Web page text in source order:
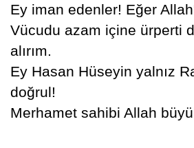
Ey iman edenler! Eğer
Vücudu azam içine ürperti
alırım.
Ey Hasan Hüseyin yalnız
doğrul!
Merhamet sahibi Allah